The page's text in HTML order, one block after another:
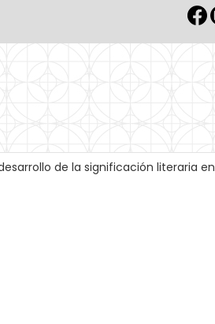
de la significación literaria